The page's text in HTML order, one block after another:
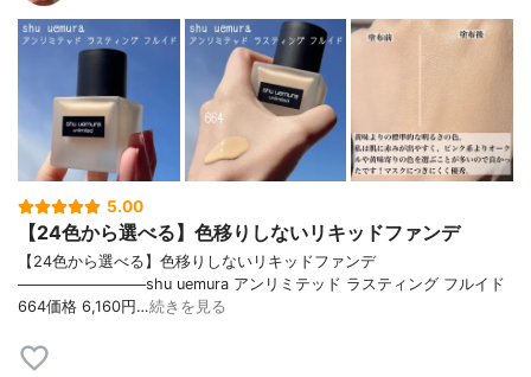
5.00
【24色から選べる】色移りしないリキッドファンデ
【24色から選べる】色移りしないリキッドファンデ
────────────shu uemura アンリミテッド ラスティング フルイド
664価格 6,160円…続きを見る